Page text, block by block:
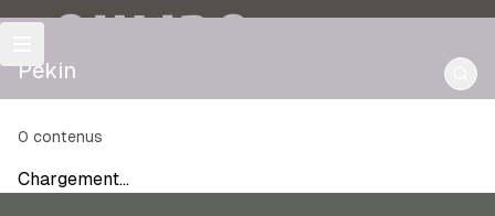
OULIPO
Pékin
0 contenus
Chargement…